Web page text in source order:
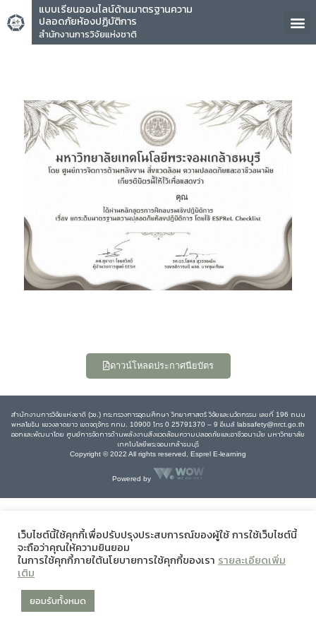
แบบเรียนออนไลน์ด้านมาตรฐานความ
ปลอดภัยห้องปฏิบัติการ
สำนักงานการวิจัยแห่งชาติ
คุณ
ดาวน์โหลดประกาศนียบัตร
สำนักงานการวิจัยแห่งชาติ (วช.) กระทรวงการอุดมศึกษา วิทยาศาสตร์ วิจัยและนวัตกรรม เลขที่ 196 ถนน
พหลโยธิน แขวงลาดยาว เขตจตุจักร กทม. 10900 โทร 0 25791370 – 9 อีเมล์ labsafety@nrct.go.th
ออกและพัฒนาโดย ศูนย์การจัดการด้านพลังงานสิ่งแวดล้อมความปลอดภัยและอาชีวอนามัย มหาวิทยาลัย
เทคโนโลยีพระจอมเกล้าธนบุรี
Copyright © 2022 All rights reserved, Esprel E-learning
Powered by
เว็บไซต์นี้ใช้คุกกี้เพื่อปรับปรุงประสบการณ์ของผู้ใช้ การใช้เว็บไซต์นี้
จะถือว่าคุณให้ความยินยอม
ในการใช้คุกกี้ภายใต้นโยบายการใช้คุกกี้ของเรา รายละเอียดเพิ่ม
เติม
ยอมรับทั้งหมด